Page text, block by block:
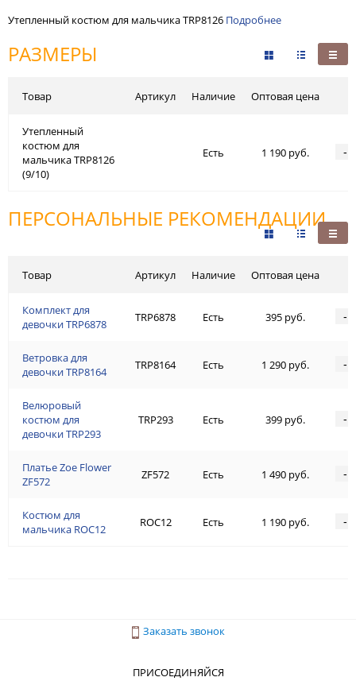
Утепленный костюм для мальчика TRP8126 Подробнее
РАЗМЕРЫ
Товар
Утепленный
костюм для
мальчика TRP8126
(9/10)
Артикул Наличие Оптовая цена
Есть 1 190 руб. -
ПЕРСОНАЛЬНЫЕ РЕКОМЕНДАЦИИ
Товар
Комплект для
девочки TRP6878
Ветровка для
девочки TRP8164
Велюровый
костюм для
девочки TRP293
Платье Zoe Flower
ZF572
Костюм для
мальчика ROC12
Артикул Наличие Оптовая цена
TRP6878 Есть 395 руб. -
TRP8164 Есть 1 290 руб. -
TRP293 Есть 399 руб. -
ZF572 Есть 1 490 руб. -
ROC12 Есть 1 190 руб. -
Заказать звонок
ПРИСОЕДИНЯЙСЯ